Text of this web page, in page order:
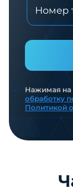
Нажимая на
обработку
Политикой